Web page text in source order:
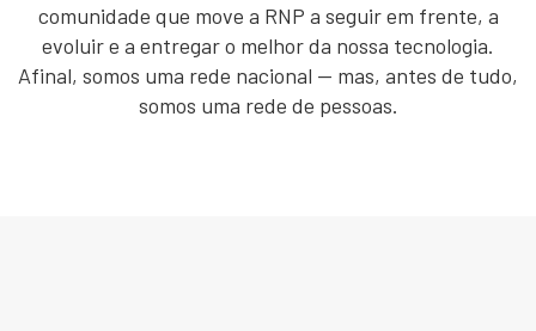
comunidade que move a RNP a seguir em frente, a
evoluir e a entregar o melhor da nossa tecnologia.
Afinal, somos uma rede nacional — mas, antes de tudo,
somos uma rede de pessoas.